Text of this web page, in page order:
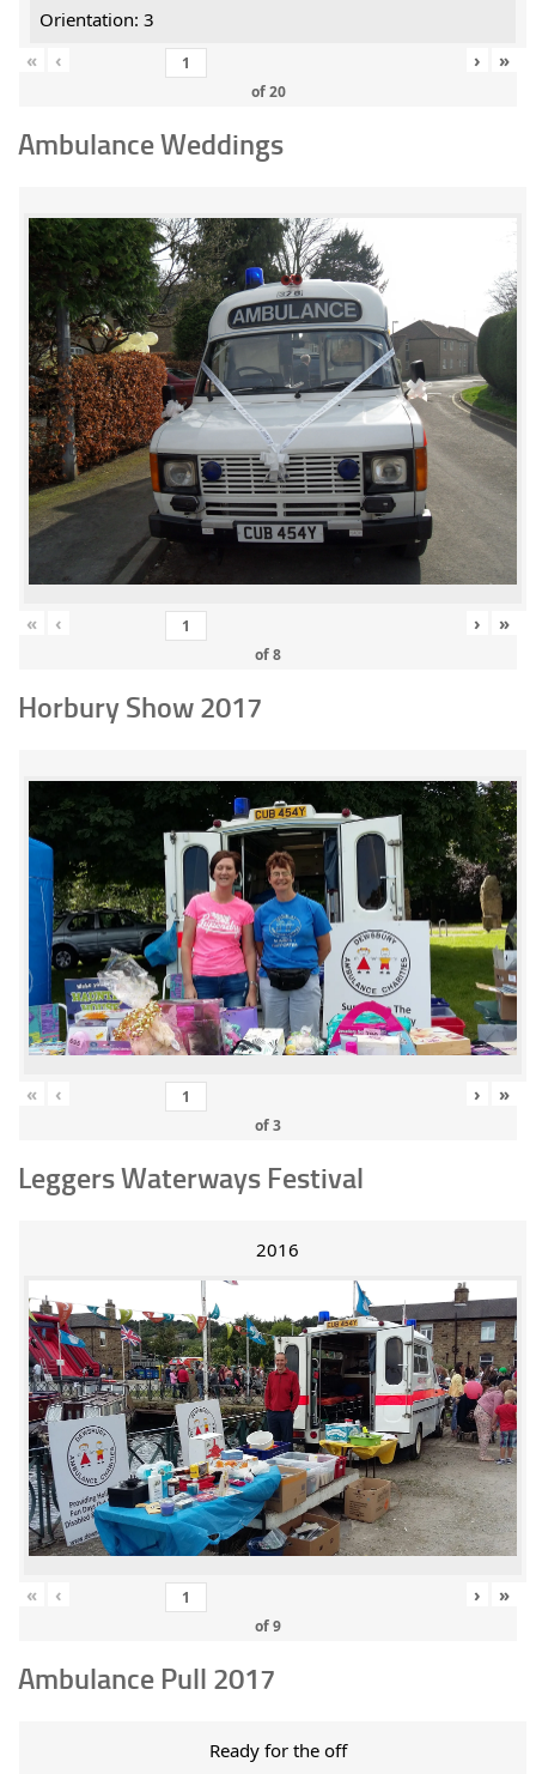
Orientation: 3
«
‹
of20
› »
Ambulance Weddings
« ‹
of8
› »
Horbury Show 2017
« ‹
of3
› »
Leggers Waterways Festival
2016
« ‹
of9
› »
Ambulance Pull 2017
Ready for the off